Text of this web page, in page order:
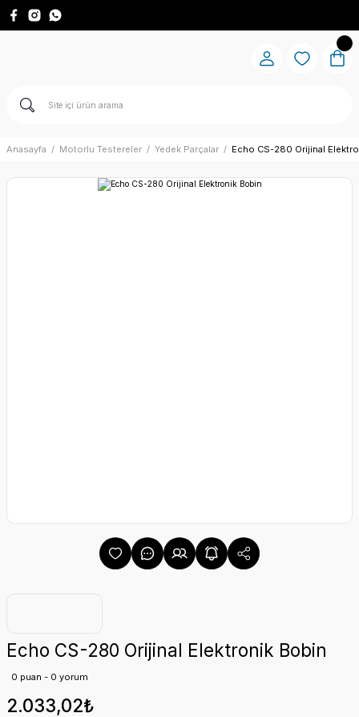
Anasayfa Motorlu Testereler Yedek Parçalar Echo CS-280 Orijinal
Echo CS-280 Orijinal Elektronik Bobin
0 puan - 0 yorum
2.033,02₺